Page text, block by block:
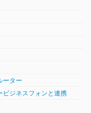
ーター
ビジネスフォンと連携